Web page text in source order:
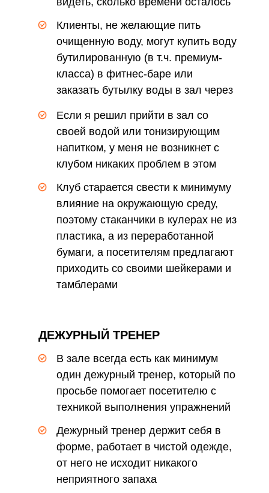
Клиенты, не желающие пить
очищенную воду, могут купить воду
бутилированную (в т.ч. премиум-
класса) в фитнес-баре или
заказать бутылку воды в зал через
Если я решил прийти в зал со
своей водой или тонизирующим
напитком, у меня не возникнет с
клубом никаких проблем в этом
плане
Клуб старается свести к минимуму
влияние на окружающую среду,
поэтому стаканчики в кулерах не из
пластика, а из переработанной
бумаги, а посетителям предлагают
приходить со своими шейкерами и
тамблерами
ДЕЖУРНЫЙ ТРЕНЕР
В зале всегда есть как минимум
один дежурный тренер, который по
просьбе помогает посетителю с
техникой выполнения упражнений
Дежурный тренер держит себя в
форме, работает в чистой одежде,
от него не исходит никакого
неприятного запаха